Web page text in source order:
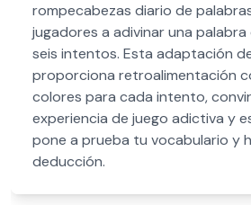
rompecabezas diario de
jugadores a adivinar una
seis intentos. Esta adaptación
proporciona retroalimentación
colores para cada intento,
experiencia de juego adictiva y
pone a prueba tu vocabulario y
deducción.